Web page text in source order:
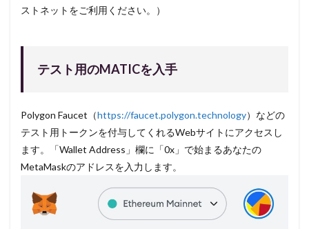
ストネットをご利用ください。）
テスト用のMATICを入手
Polygon Faucet（https://faucet.polygon.technology）などの
テスト用トークンを付与してくれるWebサイトにアクセスし
ます。「Wallet Address」欄に「0x」で始まるあなたの
MetaMaskのアドレスを入力します。